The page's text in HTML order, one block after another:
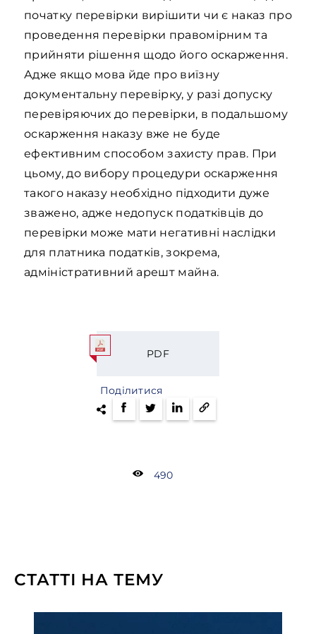
початку перевірки вирішити чи є наказ про
проведення перевірки правомірним та
прийняти рішення щодо його оскарження.
Адже якщо мова йде про виїзну
документальну перевірку, у разі допуску
перевіряючих до перевірки, в подальшому
оскарження наказу вже не буде
ефективним способом захисту прав. При
цьому, до вибору процедури оскарження
такого наказу необхідно підходити дуже
зважено, адже недопуск податківців до
перевірки може мати негативні наслідки
для платника податків, зокрема,
адміністративний арешт майна.
PDF
Поділитися
490
СТАТТІ НА ТЕМУ